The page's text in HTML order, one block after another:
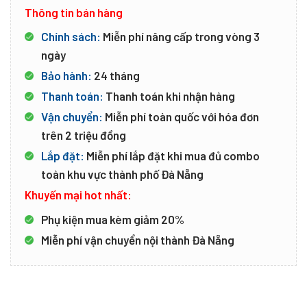
Thông tin bán hàng
Chính sách: Miễn phí nâng cấp trong vòng 3
ngày
Bảo hành: 24 tháng
Thanh toán: Thanh toán khi nhận hàng
Vận chuyển: Miễn phí toàn quốc với hóa đơn
trên 2 triệu đồng
Lắp đặt: Miễn phí lắp đặt khi mua đủ combo
toàn khu vực thành phố Đà Nẵng
Khuyến mại hot nhất:
Phụ kiện mua kèm giảm 20%
Miễn phí vận chuyển nội thành Đà Nẵng